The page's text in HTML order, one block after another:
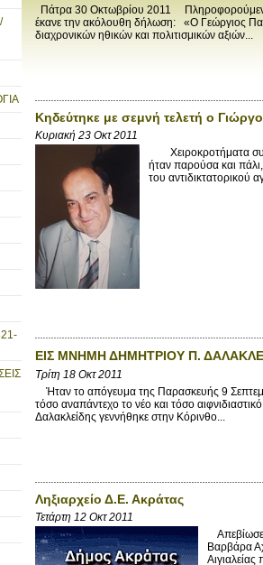
Πάτρα 30 Οκτωβρίου 2011
έκανε την ακόλουθη δήλωση: «Ο Γεώργιος
διαχρονικών ηθικών και πολιτισμικών αξιών...
Κηδεύτηκε με σεμνή τελετή ο
Κυριακή 23 Οκτ 2011
Χειροκροτήματα
ήταν παρούσα και
του αντιδικτατορικού
ΕΙΣ ΜΝΗΜΗ ΔΗΜΗΤΡΙΟΥ Π.
Τρίτη 18 Οκτ 2011
Ήταν το απόγευμα της Παρασκευής 9
τόσο αναπάντεχο το νέο και τόσο
Δαλακλείδης γεννήθηκε στην Κόρινθο...
Ληξιαρχείο Δ.Ε. Ακράτας
Τετάρτη 12 Οκτ 2011
Απεβίωσε
Βαρβάρα